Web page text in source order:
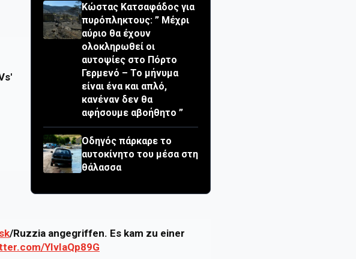
Κώστας Κατσαφάδος για
πυρόπληκτους: ” Μέχρι
αύριο θα έχουν
ολοκληρωθεί οι
αυτοψίες στο Πόρτο
Γερμενό – Το μήνυμα
είναι ένα και απλό,
κανέναν δεν θα
αφήσουμε αβοήθητο ”
Οδηγός πάρκαρε το
αυτοκίνητο του μέσα στη
θάλασσα
/Ruzzia angegriffen. Es kam zu einer
YIvIaQp89G